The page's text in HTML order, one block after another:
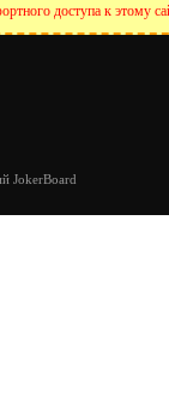
доступа к этому
JokerBoard